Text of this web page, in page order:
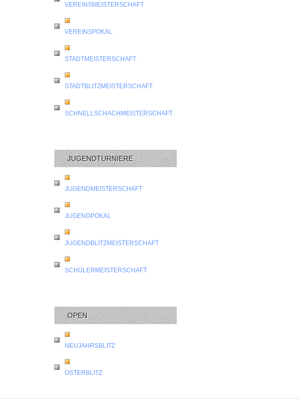
VEREINSMEISTERSCHAFT
VEREINSPOKAL
STADTMEISTERSCHAFT
STADTBLITZMEISTERSCHAFT
SCHNELLSCHACHMEISTERSCHAFT
JUGENDTURNIERE
JUGENDMEISTERSCHAFT
JUGENDPOKAL
JUGENDBLITZMEISTERSCHAFT
SCHÜLERMEISTERSCHAFT
OPEN
NEUJAHRSBLITZ
OSTERBLITZ